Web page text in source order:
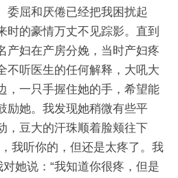
委屈和厌倦已经把我困扰起
时的豪情万丈不见踪影。直到
产妇在产房分娩，当时产妇疼
不听医生的任何解释，大吼大
，一只手握住她的手，希望能
励她。我发现她稍微有些平
，豆大的汗珠顺着脸颊往下
我听你的，但还是太疼了。我
她说：“我知道你很疼，但是